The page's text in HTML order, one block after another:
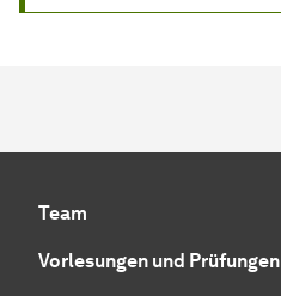
Team
Vorlesungen und Prüfungen